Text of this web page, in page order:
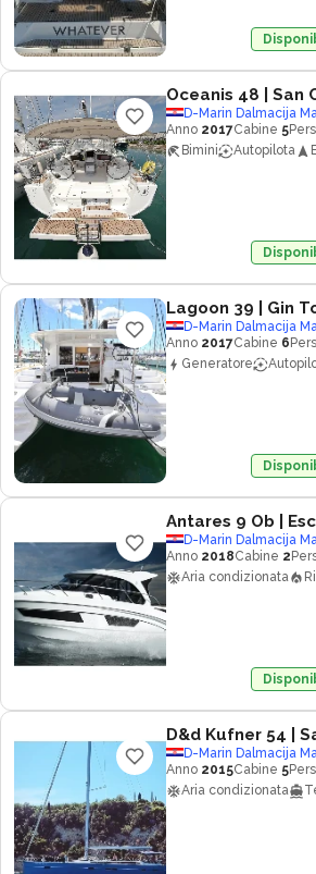
Oceanis 48 | San
D-Marin Dalmacija
Anno 2017Cabine 5
Bimini
Autopilota
Lagoon 39 | Gin
D-Marin Dalmacija
Anno 2017Cabine 6
Generatore
Antares 9 Ob |
D-Marin Dalmacija
Anno 2018Cabine 2
Aria condizionata
D&d Kufner 54 |
D-Marin Dalmacija
Anno 2015Cabine 5
Aria condizionata